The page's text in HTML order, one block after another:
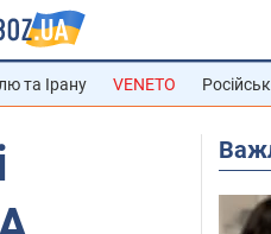
та Ірану VENETO